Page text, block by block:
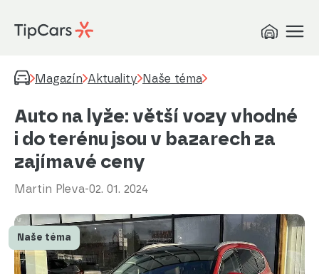
Magazín Aktuality Naše téma
Auto na lyže: větší vozy vhodné
i do terénu jsou v bazarech za
zajímavé ceny
Martin Pleva-02. 01. 2024
Naše téma